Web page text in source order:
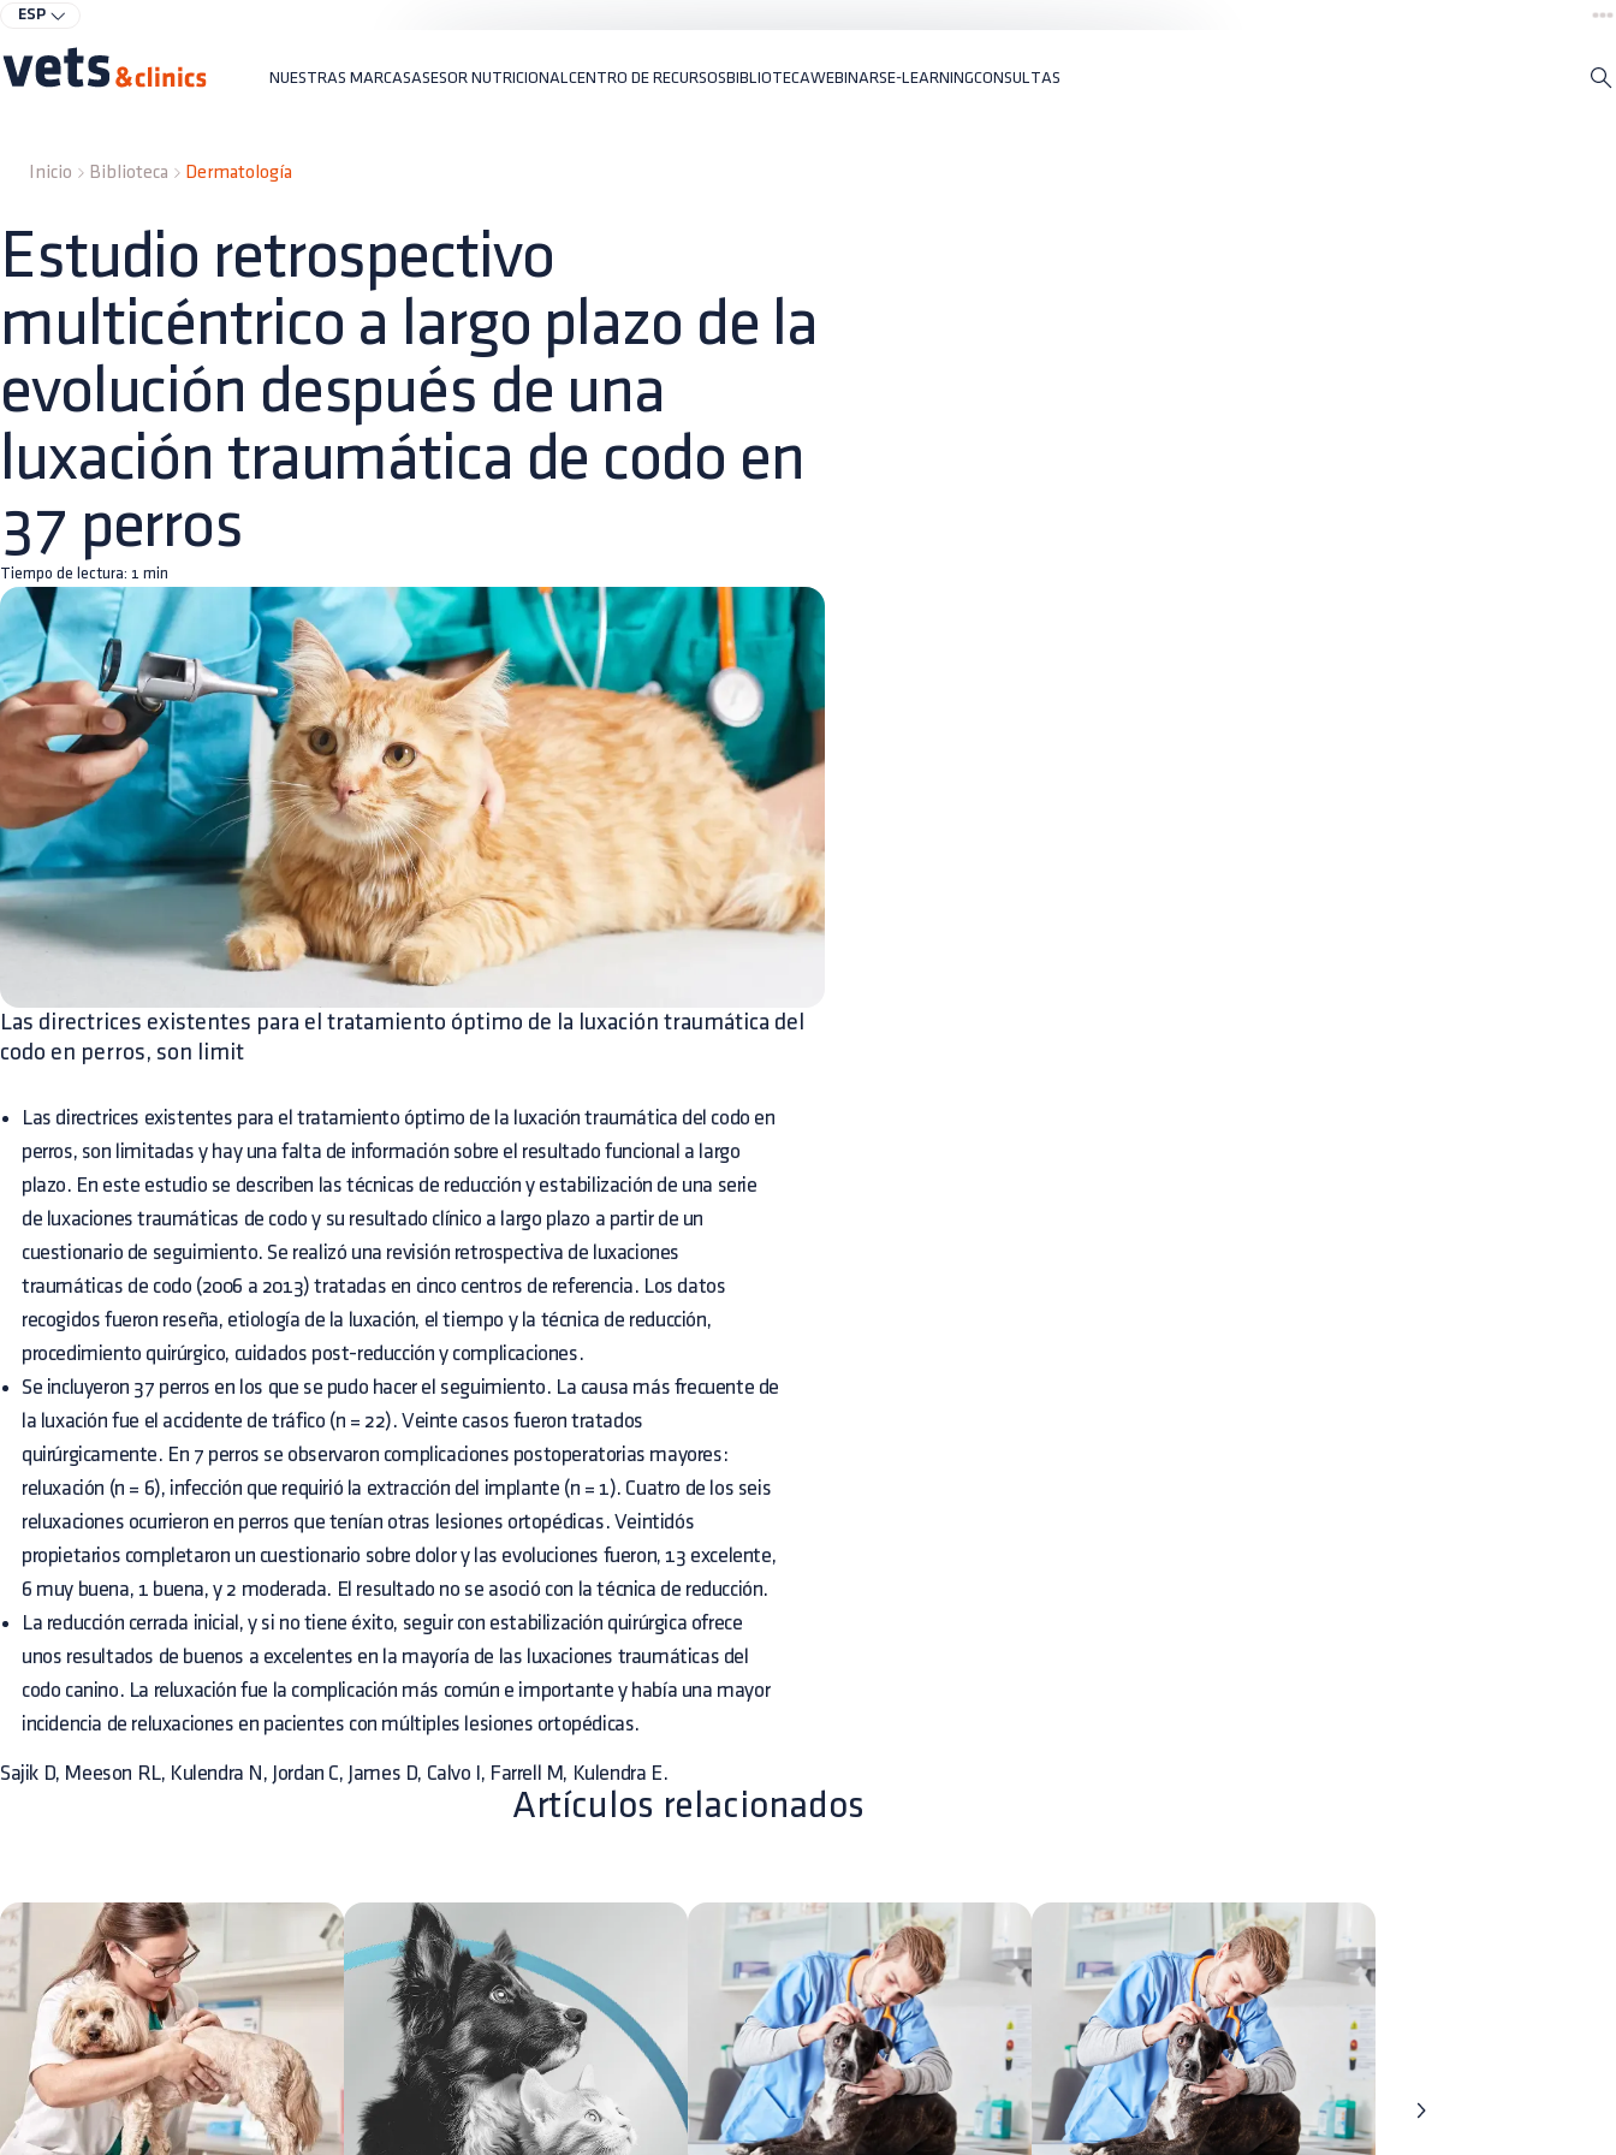
ESP
NUESTRAS MARCASASESOR NUTRICIONAL CENTRO DE RECURSOSBIBLIOTECAWEBINARSE-LEARNINGCONSULTAS
Inicio Biblioteca Dermatología
Estudio retrospectivo
multicéntrico a largo plazo de la
evolución después de una
luxación traumática de codo en
37 perros
Tiempo de lectura: 1 min
Las directrices existentes para el tratamiento óptimo de la luxación traumática del
codo en perros, son limit
Las directrices existentes para el tratamiento óptimo de la luxación traumática del codo en
perros, son limitadas y hay una falta de información sobre el resultado funcional a largo
plazo. En este estudio se describen las técnicas de reducción y estabilización de una serie
de luxaciones traumáticas de codo y su resultado clínico a largo plazo a partir de un
cuestionario de seguimiento. Se realizó una revisión retrospectiva de luxaciones
traumáticas de codo (2006 a 2013) tratadas en cinco centros de referencia. Los datos
recogidos fueron reseña, etiología de la luxación, el tiempo y la técnica de reducción,
procedimiento quirúrgico, cuidados post-reducción y complicaciones.
Se incluyeron 37 perros en los que se pudo hacer el seguimiento. La causa más frecuente de
la luxación fue el accidente de tráfico (n = 22). Veinte casos fueron tratados
quirúrgicamente. En 7 perros se observaron complicaciones postoperatorias mayores:
reluxación (n = 6), infección que requirió la extracción del implante (n = 1). Cuatro de los seis
reluxaciones ocurrieron en perros que tenían otras lesiones ortopédicas. Veintidós
propietarios completaron un cuestionario sobre dolor y las evoluciones fueron, 13 excelente,
6 muy buena, 1 buena, y 2 moderada. El resultado no se asoció con la técnica de reducción.
La reducción cerrada inicial, y si no tiene éxito, seguir con estabilización quirúrgica ofrece
unos resultados de buenos a excelentes en la mayoría de las luxaciones traumáticas del
codo canino. La reluxación fue la complicación más común e importante y había una mayor
incidencia de reluxaciones en pacientes con múltiples lesiones ortopédicas.
Sajik D, Meeson RL, Kulendra N, Jordan C, James D, Calvo I, Farrell M, Kulendra E.
Artículos relacionados